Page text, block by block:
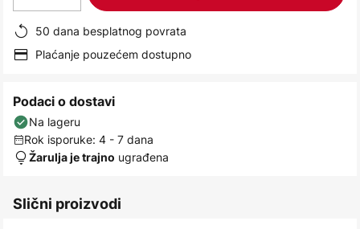
50 dana besplatnog povrata
Plaćanje pouzećem dostupno
Podaci o dostavi
Na lageru
Rok isporuke: 4 - 7 dana
Žarulja je trajno ugrađena
Slični proizvodi